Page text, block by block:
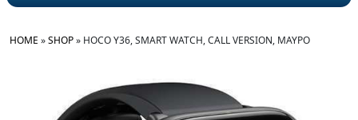
HOME »SHOP» HOCO Y36, SMART WATCH, CALL VERSION, ΜΑΥΡΟ